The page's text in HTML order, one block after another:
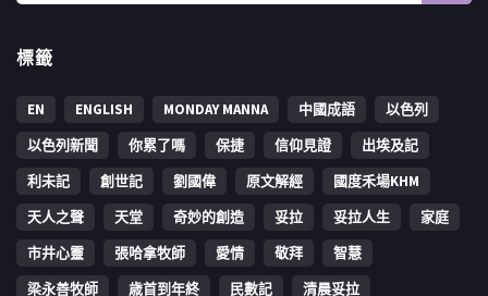
標籤
EN ENGLISH MONDAY MANNA 中國成語
以色列
以色列新聞
你累了嗎 保捷 信仰見證
出埃及記
利未記
創世記 劉國偉 原文解經
國度禾場KHM
天人之聲
天堂 奇妙的創造 妥拉 妥拉人生
家庭
市井心靈
張哈拿牧師 愛情 敬拜
智慧
梁永善牧師
歳首到年終 民數記 清晨妥拉